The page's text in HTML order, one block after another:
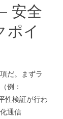
安全
ポイ
だ。まずラ
例：
性検証が行わ
通信